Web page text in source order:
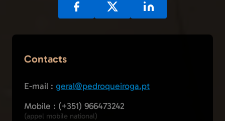
Contacts
E-mail : geral@pedroqueiroga.pt
Mobile : (+351) 966473242
(appel mobile national)